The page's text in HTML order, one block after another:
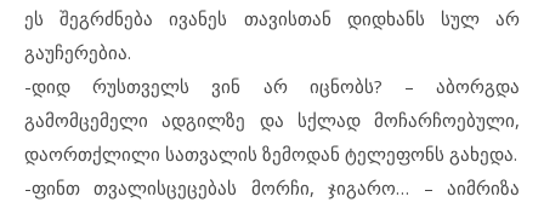
ეს შეგრძნება ივანეს თავისთან დიდხანს სულ არ
გაუჩერებია.
-დიდ რუსთველს ვინ არ იცნობს? – აბორგდა
გამომცემელი ადგილზე და სქლად მოჩარჩოებული,
დაორთქლილი სათვალის ზემოდან ტელეფონს გახედა.
-ფინთ თვალისცეცებას მორჩი, ჯიგარო… – აიმრიზა